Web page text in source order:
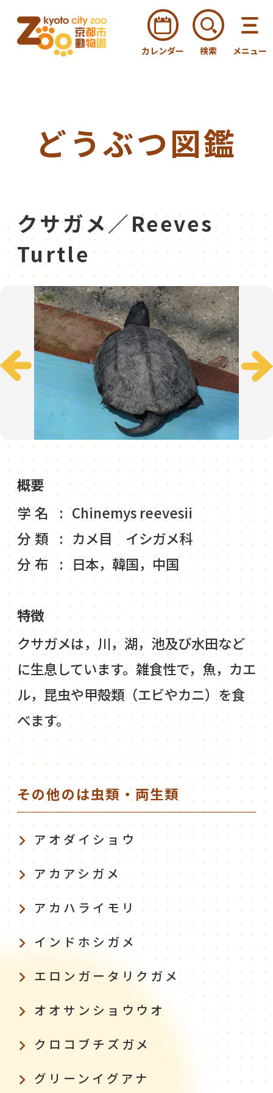
カレンダー 検索 メニュー
どうぶつ図鑑
クサガメ／Reeves
Turtle
概要
学名
Chinemys reevesii
分類
カメ目 イシガメ科
分布
日本，韓国，中国
特徴
クサガメは，川，湖，池及び水田など
に生息しています。雑食性で，魚，カエ
ル，昆虫や甲殻類（エビやカニ）を食
べます。
その他のは虫類・両生類
アオダイショウ
アカアシガメ
アカハライモリ
インドホシガメ
エロンガータリクガメ
オオサンショウウオ
クロコブチズガメ
グリーンイグアナ